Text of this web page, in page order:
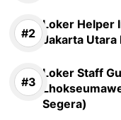
Loker Helper
Jakarta
Loker Staff
Segera)